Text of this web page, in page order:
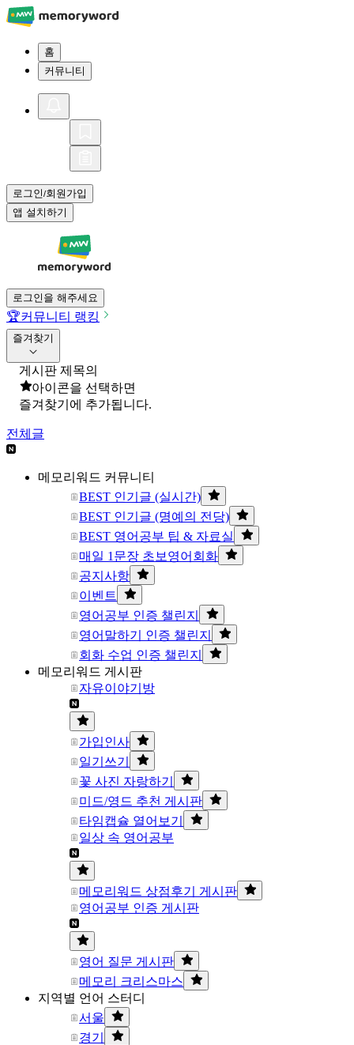
홈
커뮤니티
로그인/회원가입
앱 설치하기
로그인을 해주세요
🏆커뮤니티 랭킹
즐겨찾기
게시판 제목의
아이콘을 선택하면
즐겨찾기에 추가됩니다.
전체글
메모리워드 커뮤니티
BEST 인기글 (실시간)
BEST 인기글 (명예의 전당)
BEST 영어공부 팁 & 자료실
매일 1문장 초보영어회화
공지사항
이벤트
영어공부 인증 챌린지
영어말하기 인증 챌린지
회화 수업 인증 챌린지
메모리워드 게시판
자유이야기방
가입인사
일기쓰기
꽃 사진 자랑하기
미드/영드 추천 게시판
타임캡슐 열어보기
일상 속 영어공부
메모리워드 상점후기 게시판
영어공부 인증 게시판
영어 질문 게시판
메모리 크리스마스
지역별 언어 스터디
서울
경기